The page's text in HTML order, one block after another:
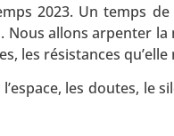
2023. Un temps
Nous allons arpenter
les résistances
les doutes, le